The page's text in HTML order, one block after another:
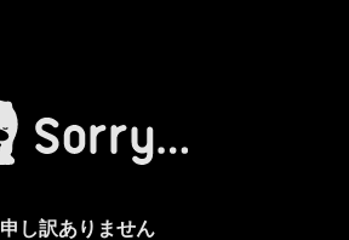
申し訳ありません